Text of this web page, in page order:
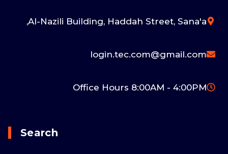
Al-Nazili Building, Haddah Street, Sana'a,
login.tec.com@gmail.com
Office Hours 8:00AM - 4:00PM
Search